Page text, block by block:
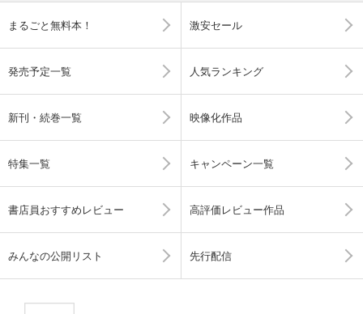
まるごと無料本！ 激安セール
発売予定一覧 人気ランキング
新刊・続巻一覧 映像化作品
特集一覧 キャンペーン一覧
書店員おすすめレビュー 高評価レビュー作品
みんなの公開リスト 先行配信